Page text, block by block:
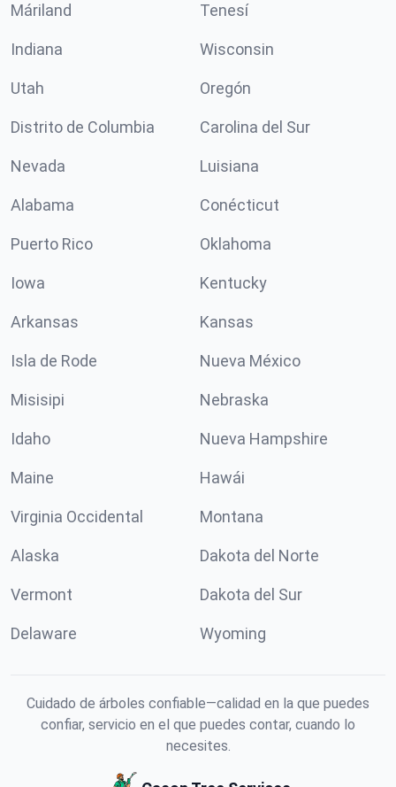
Máriland Tenesí
Indiana Wisconsin
Utah Oregón
Distrito de Columbia Carolina del Sur
Nevada Luisiana
Alabama Conécticut
Puerto Rico Oklahoma
Iowa Kentucky
Arkansas Kansas
Isla de Rode Nueva México
Misisipi Nebraska
Idaho Nueva Hampshire
Maine Hawái
Virginia Occidental Montana
Alaska Dakota del Norte
Vermont Dakota del Sur
Delaware Wyoming
Cuidado de árboles confiable—calidad en la que puedes
confiar, servicio en el que puedes contar, cuando lo
necesites.